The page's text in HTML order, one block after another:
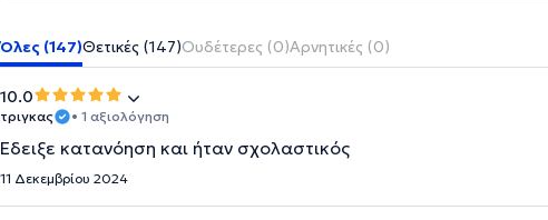
Όλες (147)Θετικές (147)Ουδέτερες (0)Αρνητικές (0)
10.0
τριγκας • 1 αξιολόγηση
Έδειξε κατανόηση και ήταν σχολαστικός
11 Δεκεμβρίου 2024